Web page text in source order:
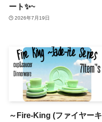
ート✨~
2026年7月19日
～Fire-King (ファイヤーキ